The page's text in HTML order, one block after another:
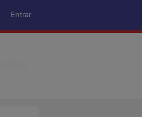
Entrar